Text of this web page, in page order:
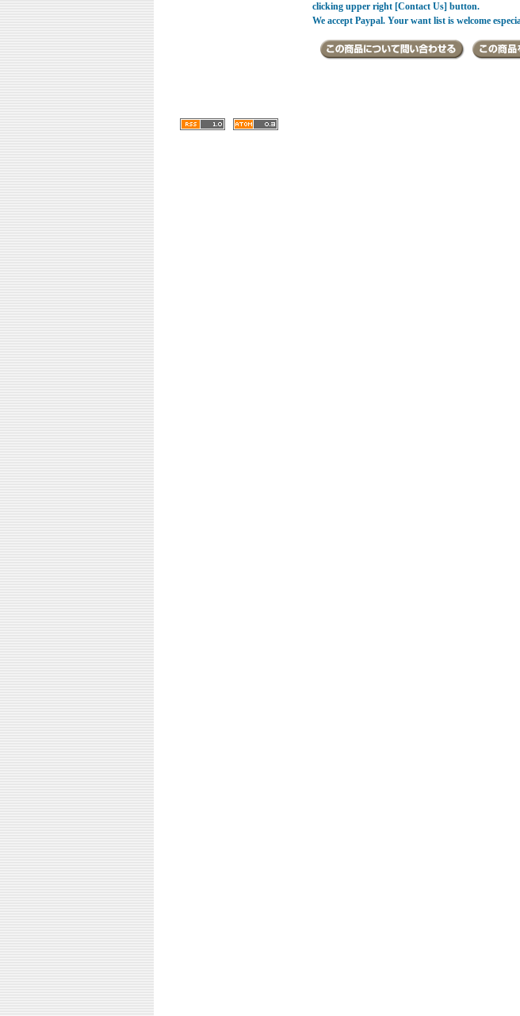
clicking upper right [Contact Us] button.
We accept Paypal. Your want list is welcome